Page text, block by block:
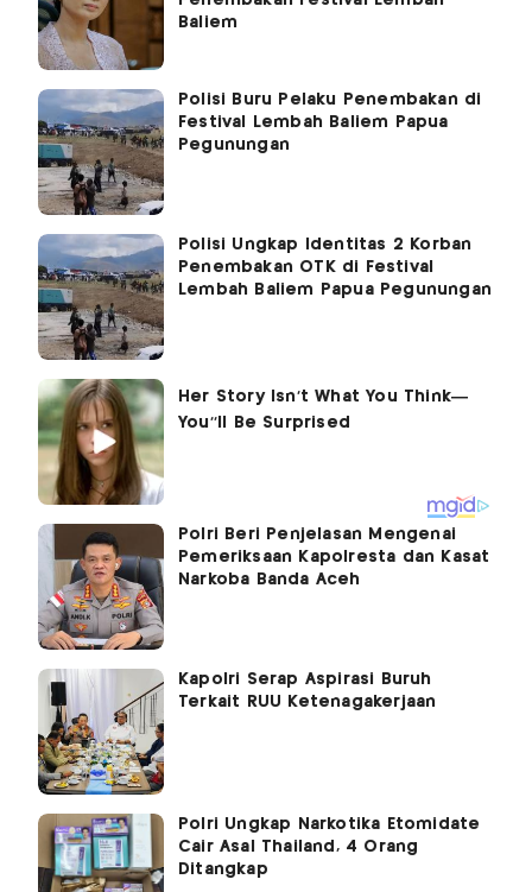
Baliem
Polisi Buru Pelaku Penembakan di
Festival Lembah Baliem Papua
Pegunungan
Polisi Ungkap Identitas 2 Korban
Penembakan OTK di Festival
Lembah Baliem Papua Pegunungan
Polri Beri Penjelasan Mengenai
Pemeriksaan Kapolresta dan Kasat
Narkoba Banda Aceh
Kapolri Serap Aspirasi Buruh
Terkait RUU Ketenagakerjaan
Polri Ungkap Narkotika Etomidate
Cair Asal Thailand, 4 Orang
Ditangkap